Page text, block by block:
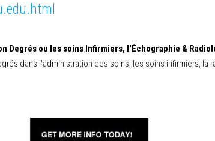
Degrés ou les soins Infirmiers, l'Échographie &
dans l'administration des soins, les soins infirmiers, la